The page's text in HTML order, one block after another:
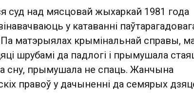
суд над мясцовай жыхаркай 1981 года
у катаванні
матэрыялах крымінальнай справы,
шрубамі да падлогі і прымушала
сну, прымушала не спаць. Жанчына
правоў у дачыненні да семярых